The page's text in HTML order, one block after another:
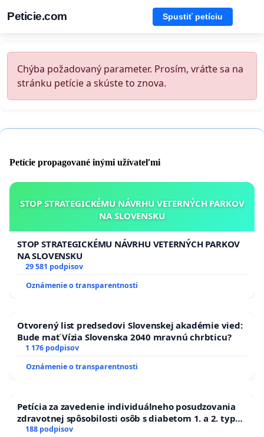
Peticie.com Spustiť petíciu
Chýba požadovaný parameter. Prosím, vráťte sa na
stránku petície a skúste to znova.
Petície propagované inými užívateľmi
STOP STRATEGICKÉMU NÁVRHU VETERNÝCH PARKOV
NA SLOVENSKU
STOP STRATEGICKÉMU NÁVRHU VETERNÝCH PARKOV
NA SLOVENSKU
29 581 podpisov
Oznámenie o transparentnosti
Otvorený list predsedovi Slovenskej akadémie vied:
Bude mať Vízia Slovenska 2040 mravnú chrbticu?
1 176 podpisov
Oznámenie o transparentnosti
Petícia za zavedenie individuálneho posudzovania
zdravotnej spôsobilosti osôb s diabetom 1. a 2. typu
pri prijímaní do Policajného zboru SR
188 podpisov